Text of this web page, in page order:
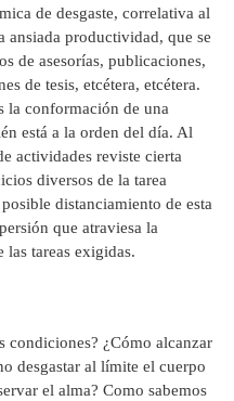
de desgaste, correlativa al
ansiada productividad, que se
de asesorías, publicaciones,
de tesis, etcétera, etcétera.
la conformación de una
está a la orden del día. Al
actividades reviste cierta
diversos de la tarea
distanciamiento de esta
que atraviesa la
tareas exigidas.
condiciones? ¿Cómo alcanzar
desgastar al límite el cuerpo
el alma? Como sabemos